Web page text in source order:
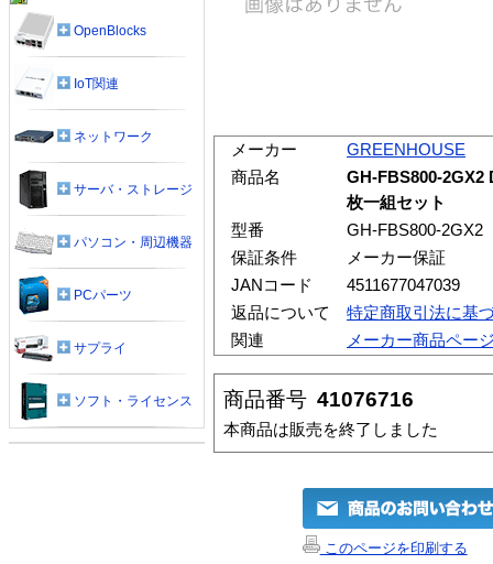
メーカー
GREENHOUSE
商品名
GH-FBS800-2GX2
枚一組セット
型番
GH-FBS800-2GX2
保証条件
メーカー保証
JANコード
4511677047039
返品について
特定商取引法に基
関連
メーカー商品ペー
商品番号 41076716
本商品は販売を終了しました
このページを印刷する
OpenBlocks
IoT関連
ネットワーク
サーバ・ストレージ
パソコン・周辺機器
PCパーツ
サプライ
ソフト・ライセンス